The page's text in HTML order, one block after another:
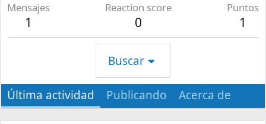
Mensajes
1
Reaction score
0
Puntos
1
Buscar
Última actividad Publicando Acerca de